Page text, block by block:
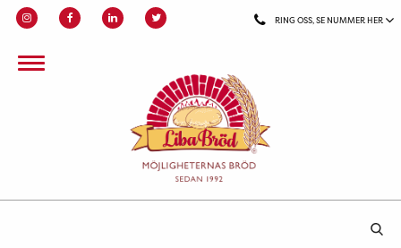
RING OSS, SE NUMMER HER